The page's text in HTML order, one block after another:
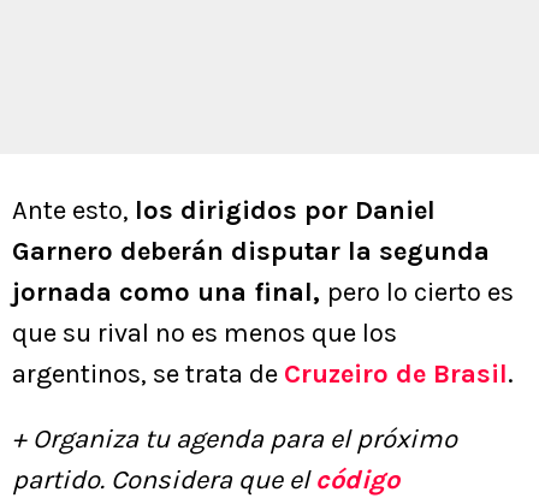
Ante esto, los dirigidos por Daniel
Garnero deberán disputar la segunda
jornada como una final, pero lo cierto es
que su rival no es menos que los
argentinos, se trata de Cruzeiro de Brasil.
+ Organiza tu agenda para el próximo
partido. Considera que elcódigo